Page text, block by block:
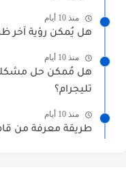
منذ 10 أيام
هل يُمكن رؤية آخر
منذ 10 أيام
هل مُمكن حل مشكلة
تليجرام؟
منذ 10 أيام
طريقة معرفة من قام